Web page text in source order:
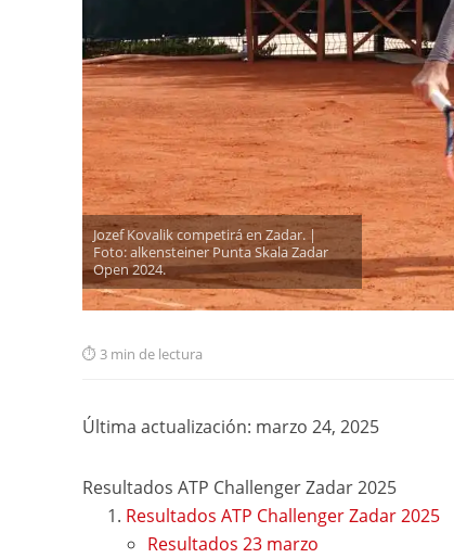
Jozef Kovalik competirá en Zadar. |
Foto: alkensteiner Punta Skala Zadar
Open 2024.
3 min de lectura
Última actualización: marzo 24, 2025
Resultados ATP Challenger Zadar 2025
Resultados ATP Challenger Zadar 2025
Resultados 23 marzo